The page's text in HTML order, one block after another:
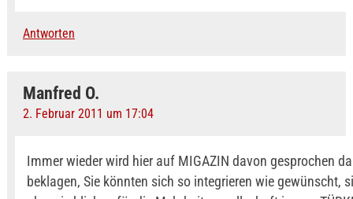
Antworten
Manfred O.
2. Februar 2011 um 17:04
Immer wieder wird hier auf MIGAZIN davon gesprochen
beklagen, Sie könnten sich so integrieren wie gewünscht,